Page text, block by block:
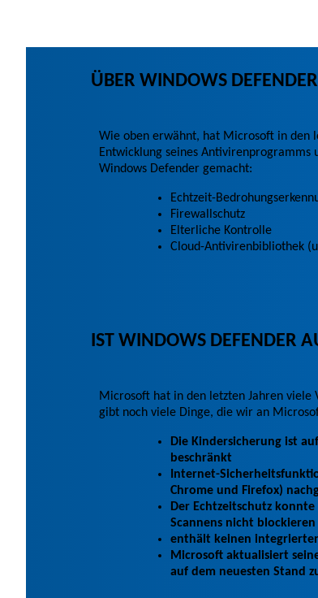
ÜBER WINDOWS DEFENDER
Wie oben erwähnt, hat Microsoft in den
Entwicklung seines
Windows Defender gemacht:
Echtzeit-
Firewallschutz
Elterliche Kontrolle
Cloud-Antivirenbibliothek
IST WINDOWS DEFENDER
Microsoft hat in den letzten Jahren viele
gibt noch viele Dinge, die wir an
Die Kindersicherung ist
beschränkt
Internet-
Chrome und Firefox)
Der Echtzeitschutz
Scannens nicht blockieren
enthält keinen
Microsoft aktualisiert
auf dem neuesten Stand